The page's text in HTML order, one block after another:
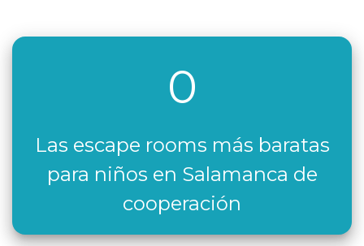
0
Las escape rooms más baratas
para niños en Salamanca de
cooperación